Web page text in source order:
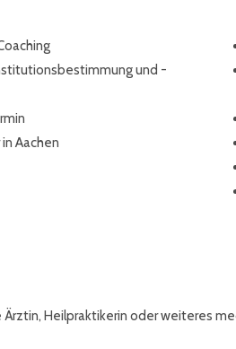
und -
Aachen
Heilpraktikerin oder weiteres